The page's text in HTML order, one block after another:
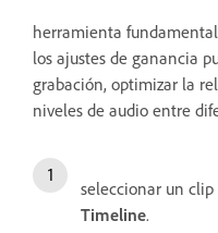
herramienta
los ajustes de ganancia
grabación, optimizar la
niveles de audio entre
seleccionar un
Timeline.